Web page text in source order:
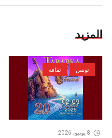
المزيد
تونس ثقافة
8 يونيو، 2026